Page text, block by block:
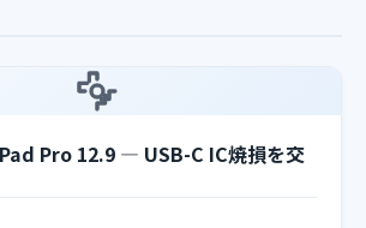
Pro 12.9 — USB-C IC焼損を交